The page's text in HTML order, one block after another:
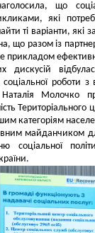
що
які
ті варіанти,
що разом із
прикладом
дискусій
соціальної роботи
Молочко
категоріям
майданчиком
соціальної